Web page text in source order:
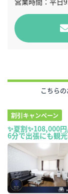
こちら
割引キャンペーン
✨夏割✨108,000
6分で出張にも観